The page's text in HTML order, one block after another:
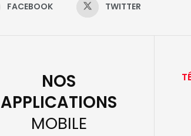
FACEBOOK TWITTER
NOS
APPLICATIONS
MOBILE